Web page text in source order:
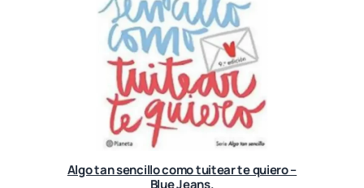
Algo tan sencillo como tuitear te quiero –
Blue Jeans.